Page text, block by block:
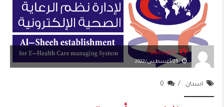
adminJCS
25/أغسطس/2022
اسنان 0